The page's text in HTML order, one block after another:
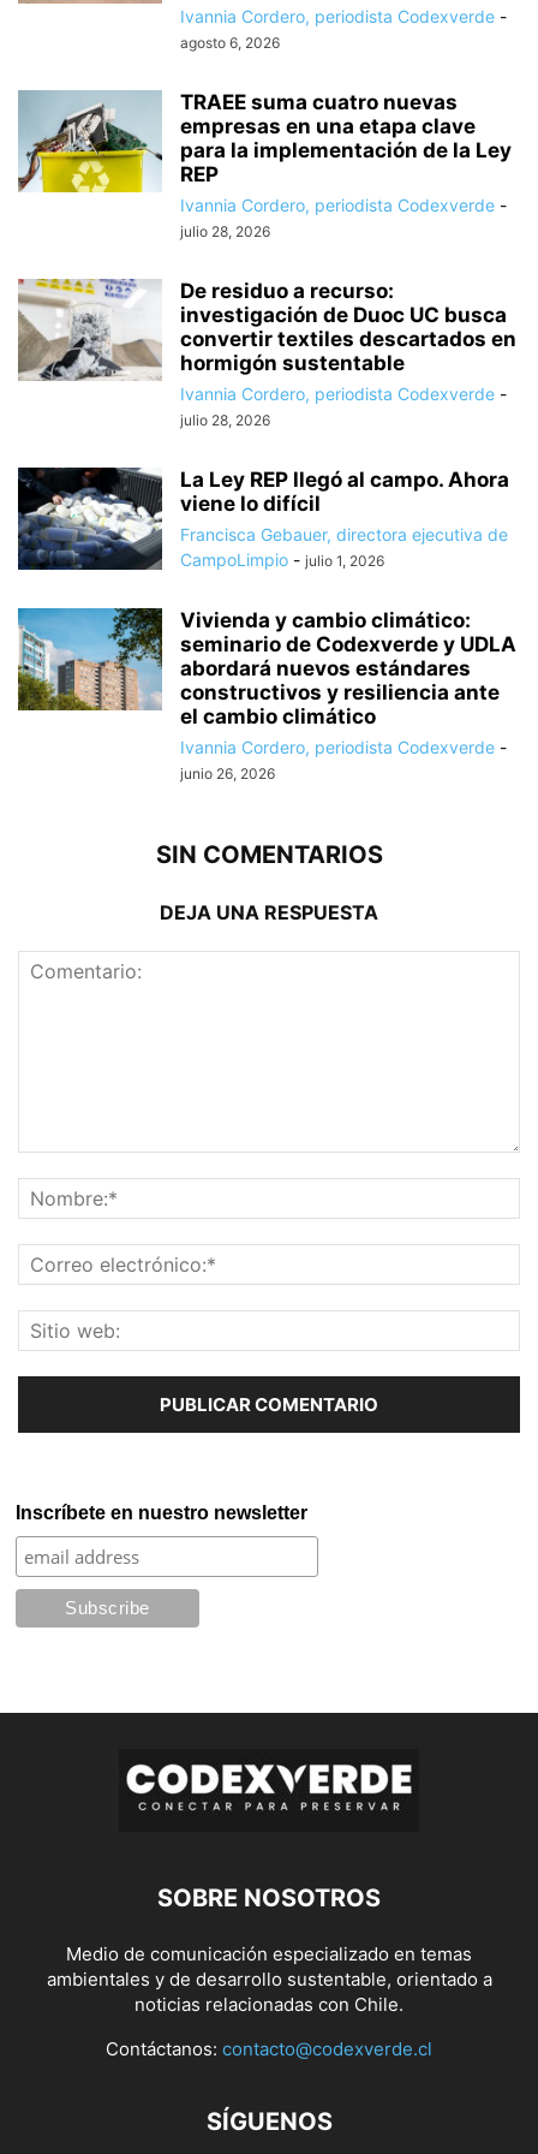
Ivannia Cordero, periodista Codexverde -
agosto 6, 2026
TRAEE suma cuatro nuevas
empresas en una etapa clave
para la implementación de la Ley
REP
Ivannia Cordero, periodista Codexverde -
julio 28, 2026
De residuo a recurso:
investigación de Duoc UC busca
convertir textiles descartados en
hormigón sustentable
Ivannia Cordero, periodista Codexverde -
julio 28, 2026
La Ley REP llegó al campo. Ahora
viene lo difícil
Francisca Gebauer, directora ejecutiva de
CampoLimpio - julio 1, 2026
Vivienda y cambio climático:
seminario de Codexverde y UDLA
abordará nuevos estándares
constructivos y resiliencia ante
el cambio climático
Ivannia Cordero, periodista Codexverde -
junio 26, 2026
SIN COMENTARIOS
DEJA UNA RESPUESTA
Inscríbete en nuestro newsletter
SOBRE NOSOTROS
Medio de comunicación especializado en temas
ambientales y de desarrollo sustentable, orientado a
noticias relacionadas con Chile.
Contáctanos: contacto@codexverde.cl
SÍGUENOS